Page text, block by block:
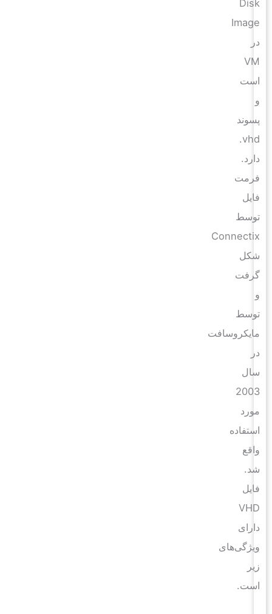
Disk
Image
VM
است
پسوند
vhd.
دارد.
فرمت
فایل
توسط
Connectix
شکل
گرفت
توسط
مایکروسافت
سال
2003
مورد
استفاده
واقع
شد.
فایل
VHD
دارای
ویژگی‌های
است.